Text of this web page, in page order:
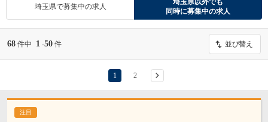
埼玉県で募集中の求人
埼玉県以外でも
同時に募集中の求人
68 件中 1 -50 件 並び替え
1 2